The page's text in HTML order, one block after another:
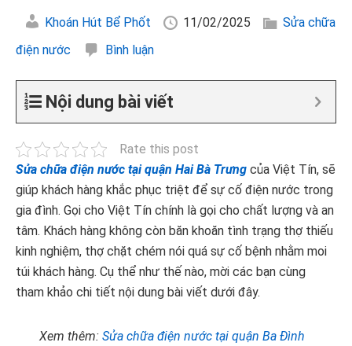
Khoán Hút Bể Phốt 11/02/2025
Sửa chữa
điện nước
Bình luận
Nội dung bài viết
Rate this post
Sửa chữa điện nước tại quận Hai Bà Trưng của Việt Tín, sẽ
giúp khách hàng khắc phục triệt để sự cố điện nước trong
gia đình. Gọi cho Việt Tín chính là gọi cho chất lượng và an
tâm. Khách hàng không còn băn khoăn tình trạng thợ thiếu
kinh nghiệm, thợ chặt chém nói quá sự cố bệnh nhằm moi
túi khách hàng. Cụ thể như thế nào, mời các bạn cùng
tham khảo chi tiết nội dung bài viết dưới đây.
Xem thêm: Sửa chữa điện nước tại quận Ba Đình